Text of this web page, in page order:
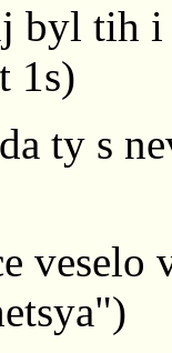
byl tih
1s)
ty s